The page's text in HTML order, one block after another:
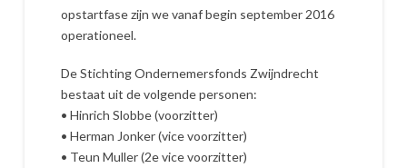
opstartfase zijn we vanaf begin september 2016
operationeel.
De Stichting Ondernemersfonds Zwijndrecht
bestaat uit de volgende personen:
• Hinrich Slobbe (voorzitter)
• Herman Jonker (vice voorzitter)
• Teun Muller (2e vice voorzitter)